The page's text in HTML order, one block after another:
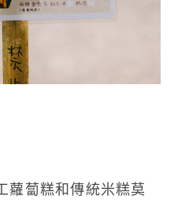
蘿蔔糕和傳統米糕莫